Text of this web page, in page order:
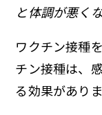
と体調が悪く
ワクチン接種
チン接種は、
る効果がありま